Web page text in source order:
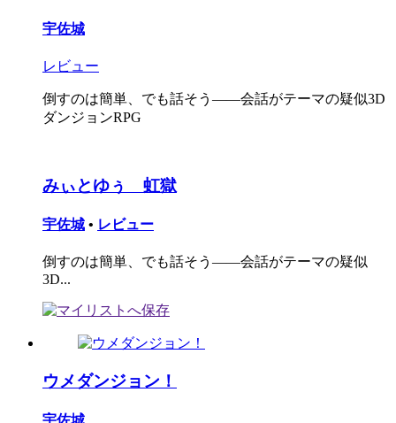
宇佐城
レビュー
倒すのは簡単、でも話そう――会話がテーマの疑似3D
ダンジョンRPG
みぃとゆぅ 虹獄
宇佐城 • レビュー
倒すのは簡単、でも話そう――会話がテーマの疑似
3D...
ウメダンジョン！